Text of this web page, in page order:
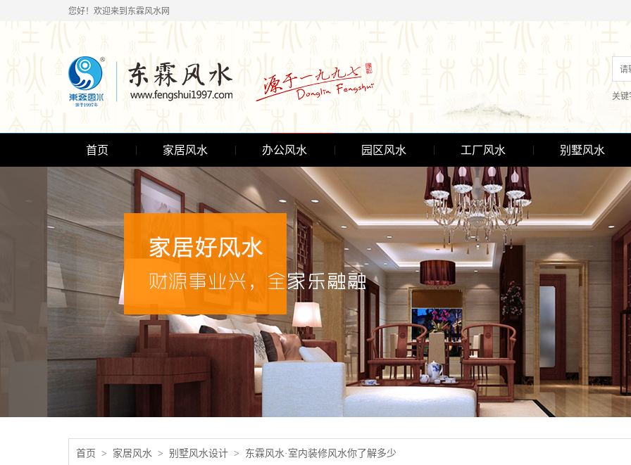
您好！欢迎来到东霖风水网
关键
首页 家居风水 办公风水 园区风水 工厂风水 别墅风水
首页 家居风水 别墅风水设计 东霖风水·室内装修风水你了解多少